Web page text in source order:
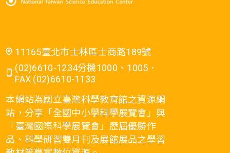
11165臺北市士林區士商路189號
(02)6610-1234分機1000、1005．
FAX (02)6610-1133
本網站為國立臺灣科學教育館之資源網
站，分享「全國中小學科學展覽會」與
「臺灣國際科學展覽會」歷屆優勝作
品、科學研習雙月刊及展館展品之學習